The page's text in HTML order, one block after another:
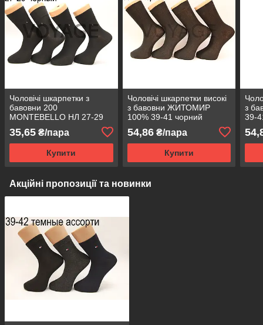
Чоловічі шкарпетки з
бавовни 200
MONTEBELLO НЛ 27-29
35,65 ₴/пара
Купити
Чоловічі шкарпетки високі
з бавовни ЖИТОМИР
100% 39-41 чорний
54,86₴/пара
Купити
з
39-
Акційні пропозиції та новинки